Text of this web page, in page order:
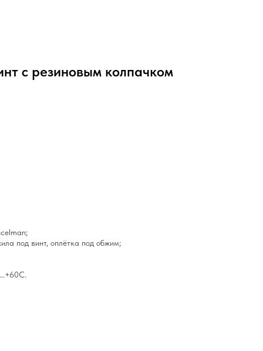
с резиновым колпачком
под винт, оплётка под обжим;